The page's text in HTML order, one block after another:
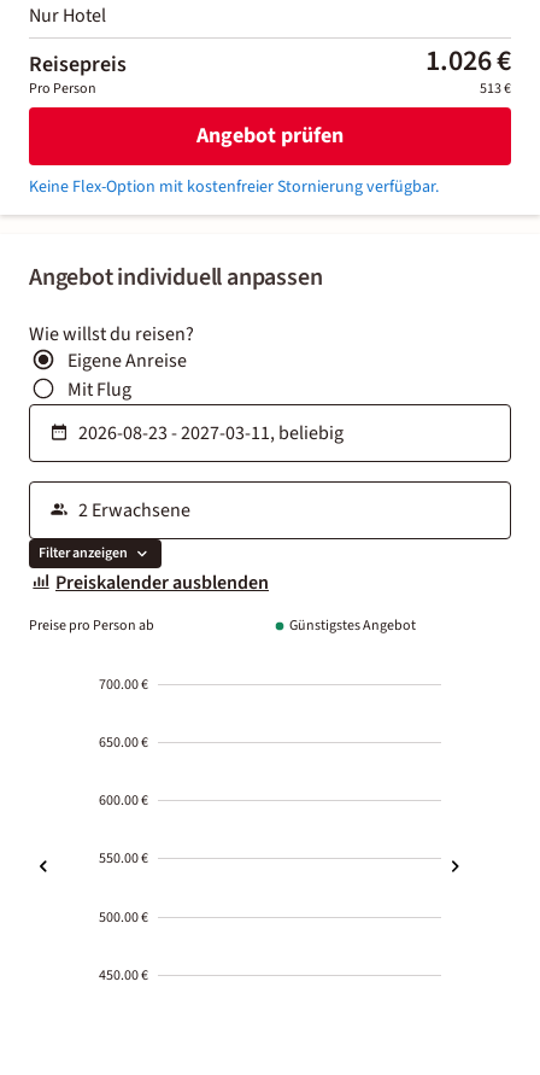
Angebot individuell anpassen
Wie willst du reisen?
Eigene Anreise
Mit Flug
Filter anzeigen
Preiskalender ausblenden
Preise pro Person ab Günstigstes Angebot
700.00 €
650.00 €
600.00 €
550.00 €
500.00 €
450.00 €
Nur Hotel
Reisepreis 1.026 €
Pro Person 513 €
Angebot prüfen
Keine Flex-Option mit kostenfreier Stornierung verfügbar.